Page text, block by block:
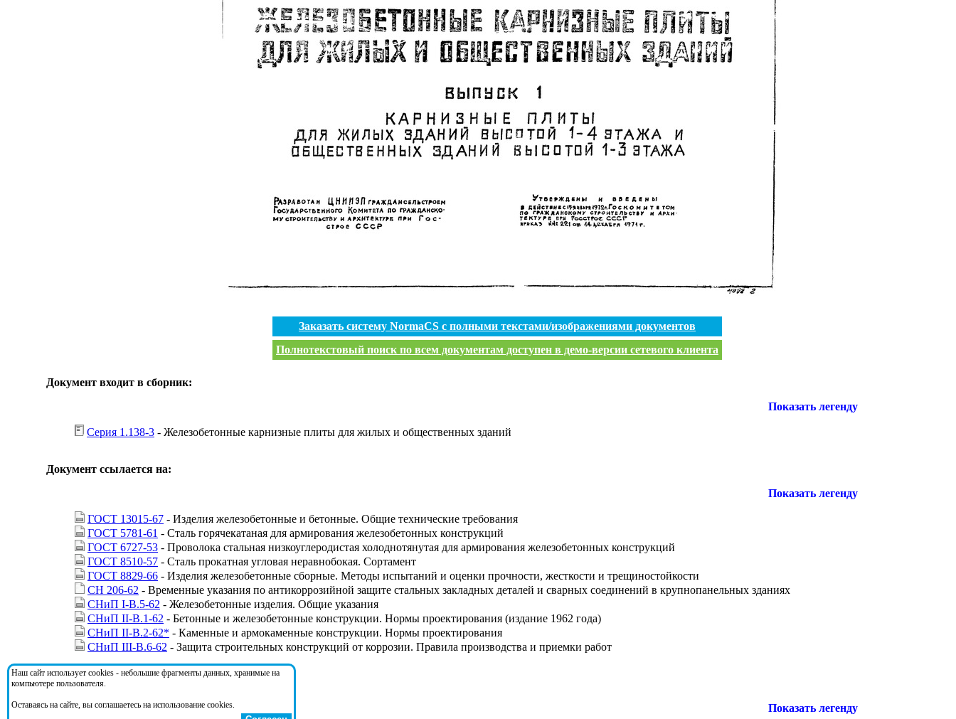
Заказать систему NormaCS с полными текстами/изображениями документов
Полнотекстовый поиск по всем документам доступен в демо-версии сетевого клиента
Документ входит в сборник:
Показать легенду
Серия 1.138-3 - Железобетонные карнизные плиты для жилых и общественных зданий
Документ ссылается на:
Показать легенду
ГОСТ 13015-67 - Изделия железобетонные и бетонные. Общие технические требования
ГОСТ 5781-61 - Сталь горячекатаная для армирования железобетонных конструкций
ГОСТ 6727-53 - Проволока стальная низкоуглеродистая холоднотянутая для армирования железобетонных конструкций
ГОСТ 8510-57 - Сталь прокатная угловая неравнобокая. Сортамент
ГОСТ 8829-66 - Изделия железобетонные сборные. Методы испытаний и оценки прочности, жесткости и трещиностойкости
СН 206-62 - Временные указания по антикоррозийной защите стальных закладных деталей и сварных соединений в крупнопанельных зданиях
СНиП I-В.5-62 - Железобетонные изделия. Общие указания
СНиП II-В.1-62 - Бетонные и железобетонные конструкции. Нормы проектирования (издание 1962 года)
СНиП II-В.2-62* - Каменные и армокаменные конструкции. Нормы проектирования
СНиП III-В.6-62 - Защита строительных конструкций от коррозии. Правила производства и приемки работ
На документ ссылаются:
Показать легенду
Наш сайт использует cookies - небольшие фрагменты данных, хранимые на
компьютере пользователя.
Оставаясь на сайте, вы соглашаетесь на использование cookies.